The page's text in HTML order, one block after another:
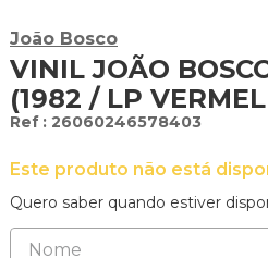
João Bosco
VINIL JOÃO
(1982 / LP
: 26060246578403
Este produto não está
Quero saber quando estiver